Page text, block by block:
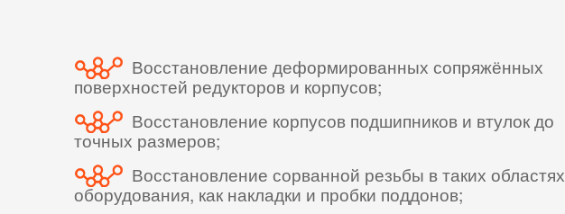
Восстановление деформированных сопряжённых
поверхностей редукторов и корпусов;
Восстановление корпусов подшипников и втулок до
точных размеров;
Восстановление сорванной резьбы в таких областях
оборудования, как накладки и пробки поддонов;